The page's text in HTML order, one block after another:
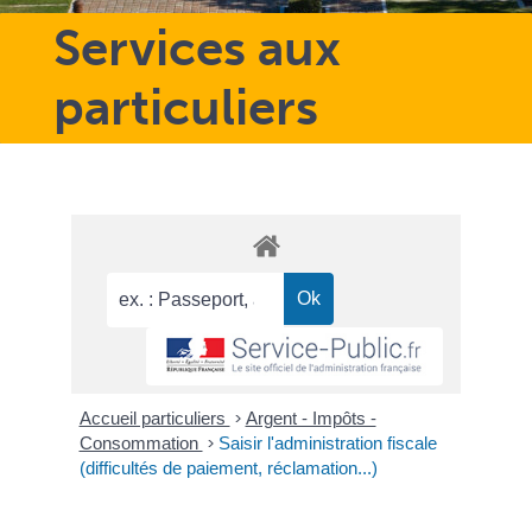
Services aux
particuliers
Accueil particuliers > Argent - Impôts -
Consommation > Saisir l'administration fiscale
(difficultés de paiement, réclamation...)